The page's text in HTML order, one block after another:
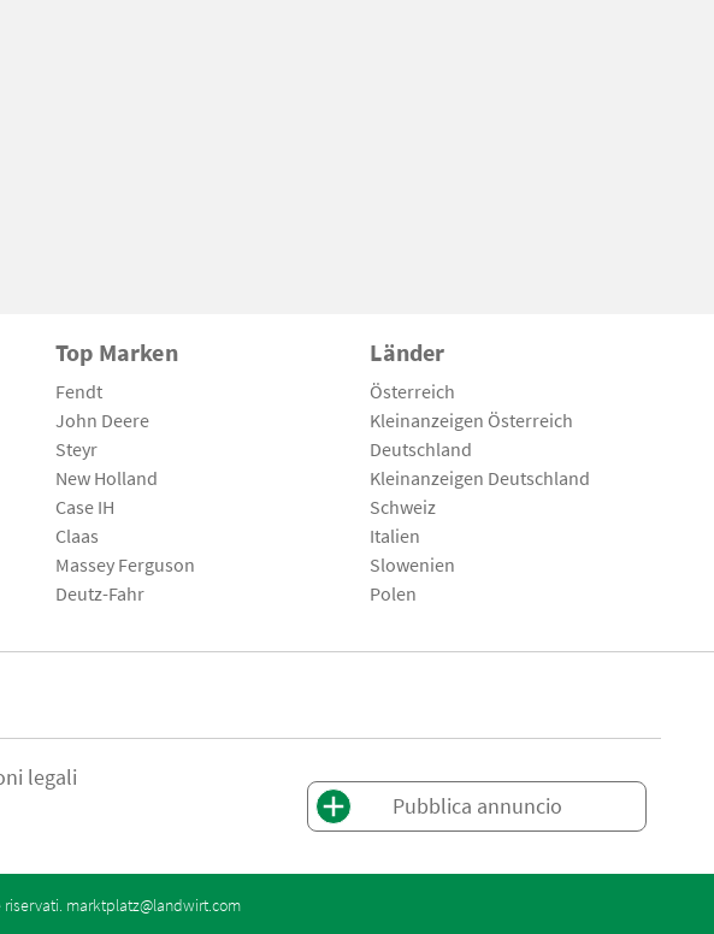
Top Marken
Fendt
John Deere
Steyr
New Holland
Case IH
Claas
Massey Ferguson
Deutz-Fahr
Länder
Österreich
Kleinanzeigen Österreich
Deutschland
Kleinanzeigen Deutschland
Schweiz
Italien
Slowenien
Polen
legali
Pubblica annuncio
marktplatz@landwirt.com